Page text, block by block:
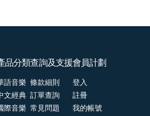
品分類
語音樂
文經典
際音樂
查詢及支援
條款細則
訂單查詢
常見問題
會員計劃
登入
註冊
我的帳號